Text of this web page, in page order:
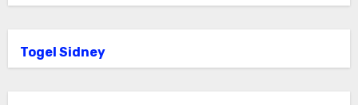
Togel Sidney